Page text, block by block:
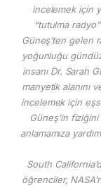
incelemek için
“tutulma
Güneş’ten gelen
yoğunluğu
insanı Dr. Sarah
manyetik alanını
incelemek için
Güneş’in
anlamamıza
South
öğrenciler,